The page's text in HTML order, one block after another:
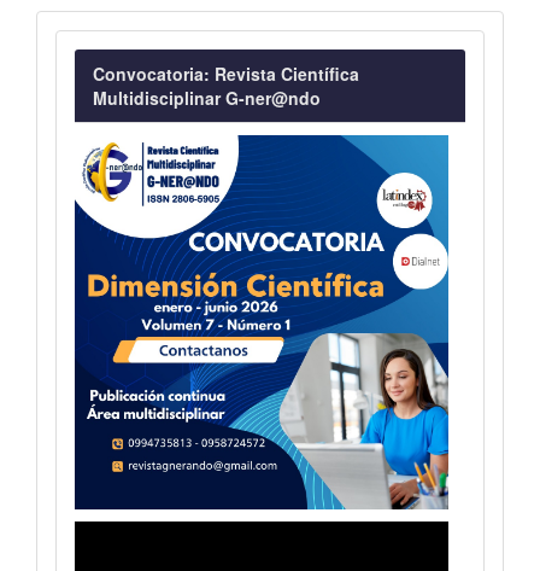
Convocatoria
Convocatoria: Revista Científica
Multidisciplinar G-ner@ndo